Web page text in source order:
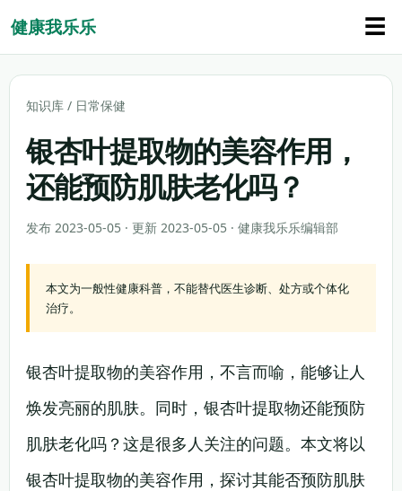
健康我乐乐 ☰
知识库 / 日常保健
银杏叶提取物的美容作用，
还能预防肌肤老化吗？
发布 2023-05-05 · 更新 2023-05-05 · 健康我乐乐编辑部
本文为一般性健康科普，不能替代医生诊断、处方或个体化
治疗。
银杏叶提取物的美容作用，不言而喻，能够让人
焕发亮丽的肌肤。同时，银杏叶提取物还能预防
肌肤老化吗？这是很多人关注的问题。本文将以
银杏叶提取物的美容作用，探讨其能否预防肌肤